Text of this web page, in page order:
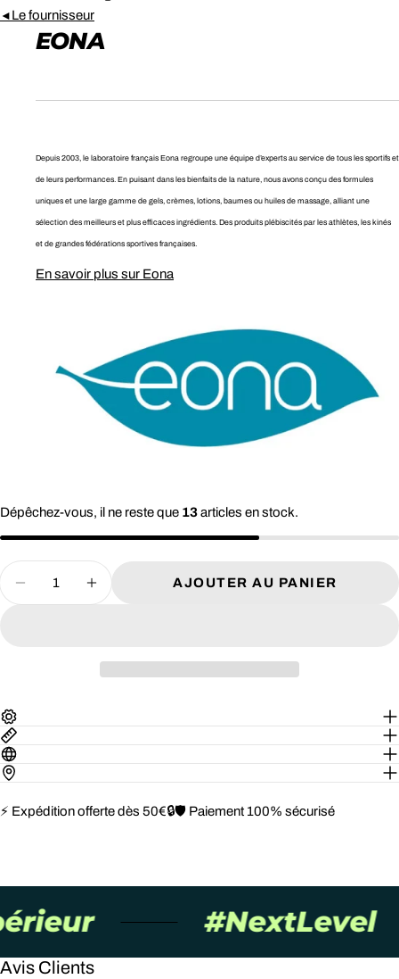
◄ Le fournisseur
EONA
Depuis 2003, le laboratoire français Eona regroupe une équipe d’experts au service de tous les sportifs et
de leurs performances. En puisant dans les bienfaits de la nature, nous avons conçu des formules
uniques et une large gamme de gels, crèmes, lotions, baumes ou huiles de massage, alliant une
sélection des meilleurs et plus efficaces ingrédients. Des produits plébiscités par les athlètes, les kinés
et de grandes fédérations sportives françaises.
En savoir plus sur Eona
Dépêchez-vous, il ne reste que 13articles en stock.
DIMINUER LA QUANTITÉ POUR HUILE
AUGMENTER LA QUANTITÉ
AJOUTER AU PANIER
⚡ Expédition offerte dès 50€🔒🛡️ Paiement 100% sécurisé
#NextLevel
Avis Clients